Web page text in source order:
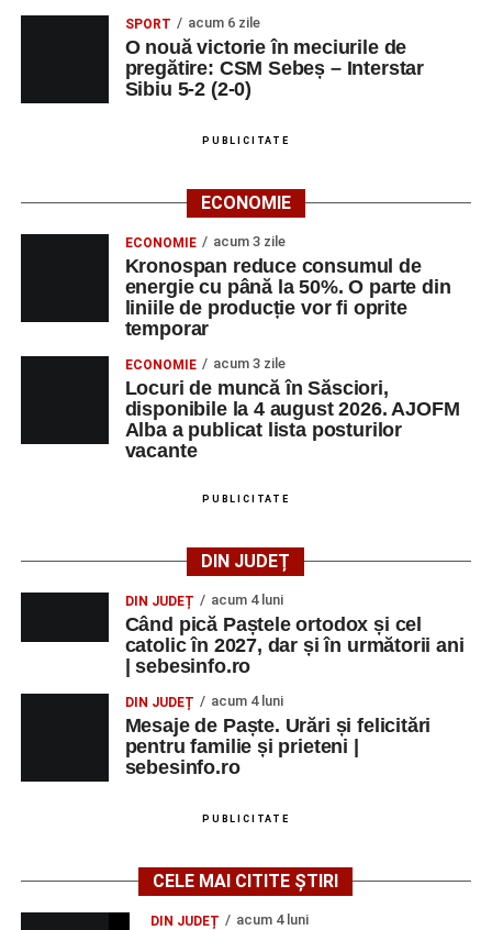
SPORT acum 6 zile
O nouă victorie în meciurile de
pregătire: CSM Sebeș – Interstar
Sibiu 5-2 (2-0)
PUBLICITATE
ECONOMIE
ECONOMIE acum 3 zile
Kronospan reduce consumul de
energie cu până la 50%. O parte din
liniile de producție vor fi oprite
temporar
ECONOMIE acum 3 zile
Locuri de muncă în Săsciori,
disponibile la 4 august 2026. AJOFM
Alba a publicat lista posturilor
vacante
PUBLICITATE
DIN JUDEȚ
DIN JUDEȚ acum 4 luni
Când pică Paștele ortodox și cel
catolic în 2027, dar și în următorii ani
| sebesinfo.ro
DIN JUDEȚ acum 4 luni
Mesaje de Paște. Urări și felicitări
pentru familie și prieteni |
sebesinfo.ro
PUBLICITATE
CELE MAI CITITE ȘTIRI
DIN JUDEȚ acum 4 luni